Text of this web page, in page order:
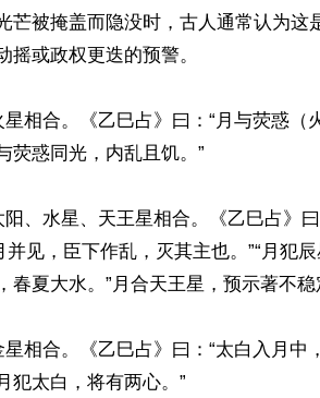
芒被掩盖而隐没时，古人通常认为这
摇或政权更迭的预警。
相合。《乙巳占》曰：“月与荧惑（
荧惑同光，内乱且饥。”
、水星、天王星相合。《乙巳占》
并见，臣下作乱，灭其主也。”“月犯
春夏大水。”月合天王星，预示著不稳
相合。《乙巳占》曰：“太白入月中
犯太白，将有两心。”